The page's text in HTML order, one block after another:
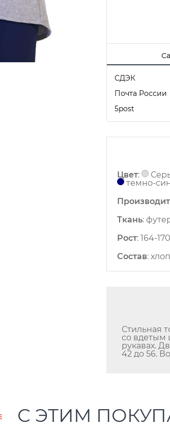
СДЭК
Почта России
5post
Цвет:
темно-
Ткань:
Рост: 164-
Состав:
Стильная
со вдетым
рукавах.
42 до 56.
С ЭТИМ